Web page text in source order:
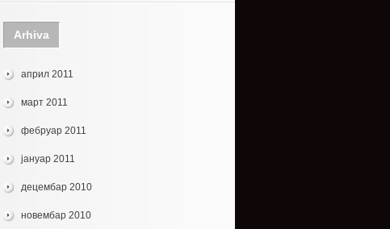
Arhiva
април 2011
март 2011
фебруар 2011
јануар 2011
децембар 2010
новембар 2010